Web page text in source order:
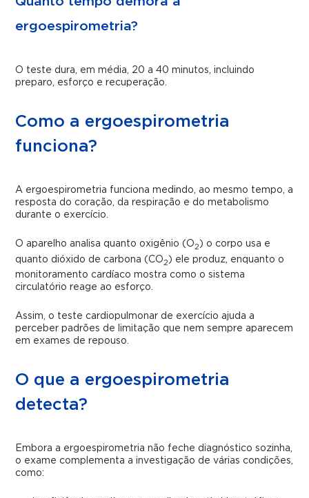
ergoespirometria?
O teste dura, em média, 20 a 40 minutos, incluindo
preparo, esforço e recuperação.
Como a ergoespirometria
funciona?
A ergoespirometria funciona medindo, ao mesmo tempo, a
resposta do coração, da respiração e do metabolismo
durante o exercício.
O aparelho analisa quanto oxigênio (O2) o corpo usa e
quanto dióxido de carbona (CO2) ele produz, enquanto o
monitoramento cardíaco mostra como o sistema
circulatório reage ao esforço.
Assim, o teste cardiopulmonar de exercício ajuda a
perceber padrões de limitação que nem sempre aparecem
em exames de repouso.
O que a ergoespirometria
detecta?
Embora a ergoespirometria não feche diagnóstico sozinha,
o exame complementa a investigação de várias condições,
como: